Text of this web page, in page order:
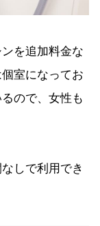
を追加料金な
室になってお
ので、女性も
しで利用でき